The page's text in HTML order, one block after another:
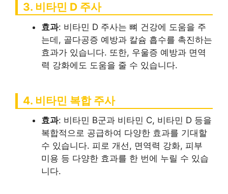
3. 비타민 D 주사
효과: 비타민 D 주사는 뼈 건강에 도움을 주
는데, 골다공증 예방과 칼슘 흡수를 촉진하는
효과가 있습니다. 또한, 우울증 예방과 면역
력 강화에도 도움을 줄 수 있습니다.
4. 비타민 복합 주사
효과: 비타민 B군과 비타민 C, 비타민 D 등을
복합적으로 공급하여 다양한 효과를 기대할
수 있습니다. 피로 개선, 면역력 강화, 피부
미용 등 다양한 효과를 한 번에 누릴 수 있습
니다.